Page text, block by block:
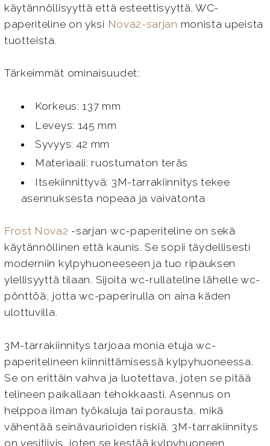
käytännöllisyyttä että esteettisyyttä. WC-
paperiteline on yksi Nova2-sarjan monista upeista
tuotteista.
Tärkeimmät ominaisuudet:
Korkeus: 137 mm
Leveys: 145 mm
Syvyys: 42 mm
Materiaali: ruostumaton teräs
Itsekiinnittyvä: 3M-tarrakiinnitys tekee
asennuksesta nopeaa ja vaivatonta
Frost Nova2 -sarjan wc-paperiteline on sekä
käytännöllinen että kaunis. Se sopii täydellisesti
moderniin kylpyhuoneeseen ja tuo ripauksen
ylellisyyttä tilaan. Sijoita wc-rullateline lähelle wc-
pönttöä, jotta wc-paperirulla on aina käden
ulottuvilla.
3M-tarrakiinnitys tarjoaa monia etuja wc-
paperitelineen kiinnittämisessä kylpyhuoneessa.
Se on erittäin vahva ja luotettava, joten se pitää
telineen paikallaan tehokkaasti. Asennus on
helppoa ilman työkaluja tai porausta, mikä
vähentää seinävaurioiden riskiä. 3M-tarrakiinnitys
on vesitiivis, joten se kestää kylpyhuoneen